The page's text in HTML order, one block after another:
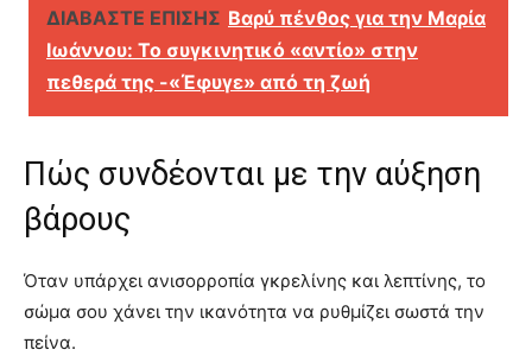
ΔΙΑΒΑΣΤΕ ΕΠΙΣΗΣ Βαρύ πένθος για την Μαρία
Ιωάννου: Το συγκινητικό «αντίο» στην
πεθερά της -«Έφυγε» από τη ζωή
Πώς συνδέονται με την αύξηση
βάρους
Όταν υπάρχει ανισορροπία γκρελίνης και λεπτίνης, το
σώμα σου χάνει την ικανότητα να ρυθμίζει σωστά την
πείνα.